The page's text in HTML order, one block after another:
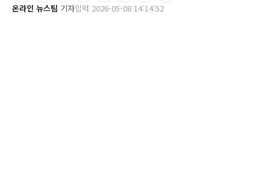
온라인 뉴스팀 기자입력 2026-05-08 14:14:52